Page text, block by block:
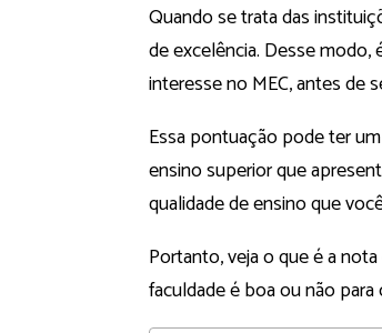
Quando se trata das
de excelência. Desse
interesse no MEC, antes de
Essa pontuação pode ter
ensino superior que
qualidade de ensino que
Portanto, veja o que é a
faculdade é boa ou não